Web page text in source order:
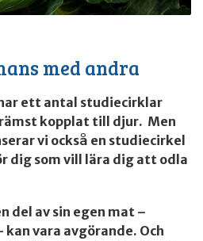
med andra
ett antal studiecirklar
kopplat till djur. Men
vi också en studiecirkel
dig som vill lära dig att odla
del av sin egen mat –
vara avgörande. Och